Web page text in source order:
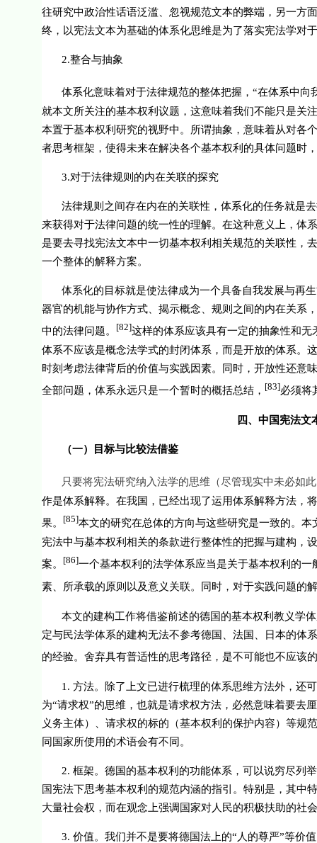
往研究中政治性话语泛滥、忽视规范文本的弊端，另一方
终，以宪法文本为基础的体系化思维是为了落实宪法学对
2.整合与抽象
体系化意味着对于法律规范的整体把握，“在体系中向
就本文所关注的基本权利议题，这意味着我们不能只是关
本置于基本权利研究的视野中。所谓抽象，意味着从对各
者思考框架，使得未来在解决各个基本权利的具体问题时
3.对于法律规则的内在关联的探究
法律规则之间存在内在的关联性，体系化的任务就是
来获得对于法律问题的统一性的理解。在这种意义上，体
是要去寻找宪法文本中一切基本权利相关规范的关联性，
一个整体的解释方案。
体系化的目标就是使法律成为一个具备自我发展与再
器官的机能与协作方式、揭示概念、规则之间的内在关系
中的法律问题。
[82]这样的体系应该具有一定的抽象性和
体系不应该是概念法学式的封闭体系，而是开放的体系。
时刻考虑法律背后的价值与实践因素。同时，开放性还意
全部问题，体系永远只是一个暂时的概括总结， [83]必须将
四、中国宪法文
（一）目标与比较法借鉴
只要将宪法研究纳入法学的思维（尽管现实中未必如
作是体系解释。在我国，已经出现了运用体系解释方法，
果。
[85]本文的研究在总体的方向与这些研究是一致的。
宪法中与基本权利相关的条款进行整体性的把握与建构，
案。
[86]一个基本权利的法学体系应当是关于基本权利的
素、所承载的原则以及意义关联。同时，对于实践问题的
本文的建构工作将借鉴前述的德国的基本权利教义学
定与民法学体系的建构无法不参考德国、法国、日本的体
的经验。舍弃具有普适性的思考路径，是不可能也不应该
1. 方法。除了上文已进行梳理的体系思维方法外，还
为“请求权”的思维，也就是请求权方法，必然意味着要去
义务主体）、请求权的标的（基本权利的保护内容）等规
同国家所使用的术语会有不同。
2. 框架。德国的基本权利的功能体系，可以说穷尽列
国宪法下思考基本权利的规范内涵的指引。特别是，其中
大量社会权，而在观念上强调国家对人民的积极扶助的社
3. 价值。我们并不是要将德国法上的“人的尊严”等价